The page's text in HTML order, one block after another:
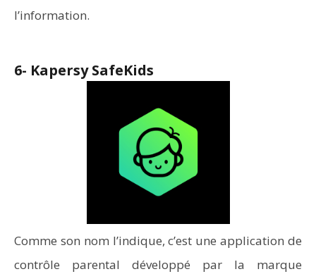
l’information.
6- Kapersy SafeKids
Comme son nom l’indique, c’est une application de
contrôle parental développé par la marque